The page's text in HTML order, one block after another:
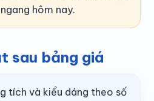
hôm nay.
sau bảng giá
tích và kiểu dáng theo số